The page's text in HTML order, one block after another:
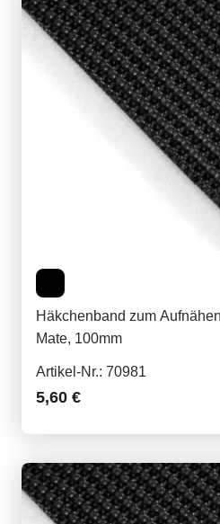
Häkchenband zum
Mate, 100mm
Artikel-Nr.: 70981
5,60 €